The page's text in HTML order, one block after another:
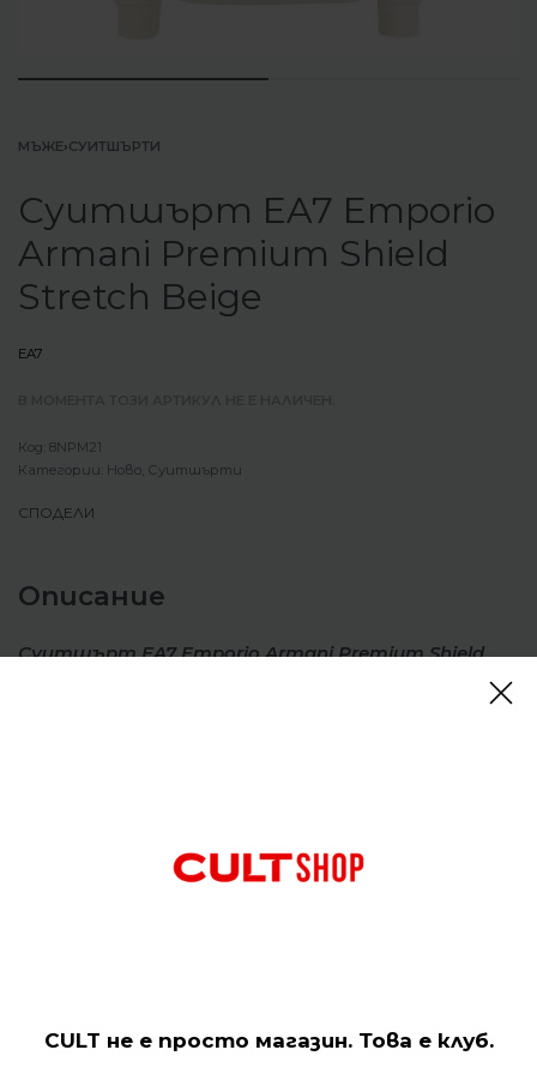
МЪЖЕ›СУИТШЪРТИ
Суитшърт EA7 Emporio
Armani Premium Shield
Stretch Beige
EA7
8NPM21
Категории: Ново Суитшърти
СПОДЕЛИ
Описание
Суитшърт EA7 Emporio Armani Premium Shield
CULT не е просто магазин. Това е клуб.